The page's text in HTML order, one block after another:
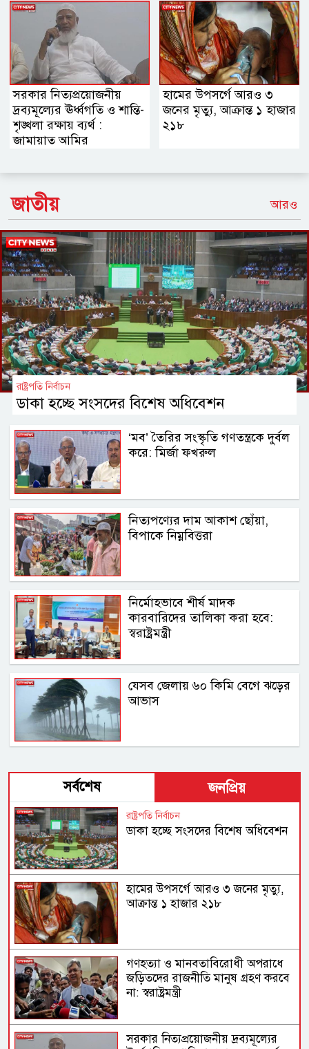
সরকার নিত্যপ্রয়োজনীয়
দ্রব্যমূল্যের ঊর্ধ্বগতি ও শান্তি-
শৃঙ্খলা রক্ষায় ব্যর্থ :
জামায়াত আমির
হামের উপসর্গে আরও ৩
জনের মৃত্যু, আক্রান্ত ১ হাজার
২১৮
জাতীয় আরও
‘মব’ তৈরির সংস্কৃতি গণতন্ত্রকে দুর্বল
করে: মির্জা ফখরুল
নিত্যপণ্যের দাম আকাশ ছোঁয়া,
বিপাকে নিম্নবিত্তরা
নির্মোহভাবে শীর্ষ মাদক
কারবারিদের তালিকা করা হবে:
স্বরাষ্ট্রমন্ত্রী
যেসব জেলায় ৬০ কিমি বেগে ঝড়ের
আভাস
রাষ্ট্রপতি নির্বাচন
ডাকা হচ্ছে সংসদের বিশেষ অধিবেশন
সর্বশেষ জনপ্রিয়
রাষ্ট্রপতি নির্বাচন
ডাকা হচ্ছে সংসদের বিশেষ অধিবেশন
হামের উপসর্গে আরও ৩ জনের মৃত্যু,
আক্রান্ত ১ হাজার ২১৮
গণহত্যা ও মানবতাবিরোধী অপরাধে
জড়িতদের রাজনীতি মানুষ গ্রহণ করবে
না: স্বরাষ্ট্রমন্ত্রী
সরকার নিত্যপ্রয়োজনীয় দ্রব্যমূল্যের